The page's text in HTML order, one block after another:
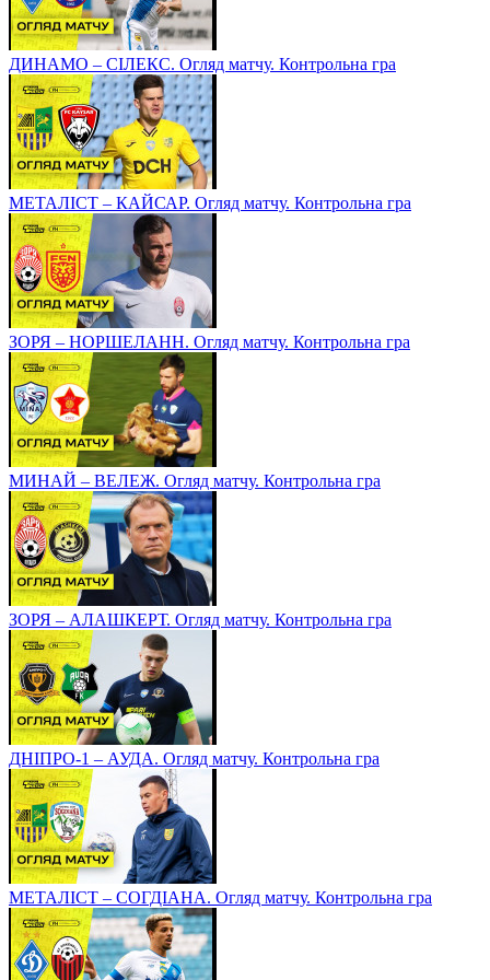
ДИНАМО – СІЛЕКС. Огляд матчу. Контрольна гра
МЕТАЛІСТ – КАЙСАР. Огляд матчу. Контрольна гра
ЗОРЯ – НОРШЕЛАНН. Огляд матчу. Контрольна гра
МИНАЙ – ВЕЛЕЖ. Огляд матчу. Контрольна гра
ЗОРЯ – АЛАШКЕРТ. Огляд матчу. Контрольна гра
ДНІПРО-1 – АУДА. Огляд матчу. Контрольна гра
МЕТАЛІСТ – СОГДІАНА. Огляд матчу. Контрольна гра